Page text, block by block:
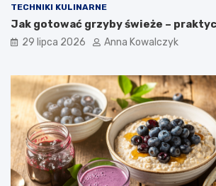
TECHNIKI KULINARNE
Jak gotować grzyby świeże –
29 lipca 2026 Anna Kowalczyk